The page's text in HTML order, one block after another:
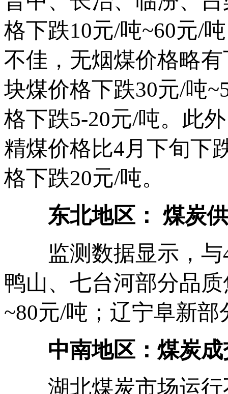
格下跌10元/吨~60元/
不佳，无烟煤价格略
块煤价格下跌30元/吨
格下跌5-20元/吨。此
精煤价格比4月下旬下
格下跌20元/吨。
东北地区： 煤炭供
监测数据显示，与4
鸭山、七台河部分品
~80元/吨；辽宁阜新
中南地区：煤炭成
湖北煤炭市场运行